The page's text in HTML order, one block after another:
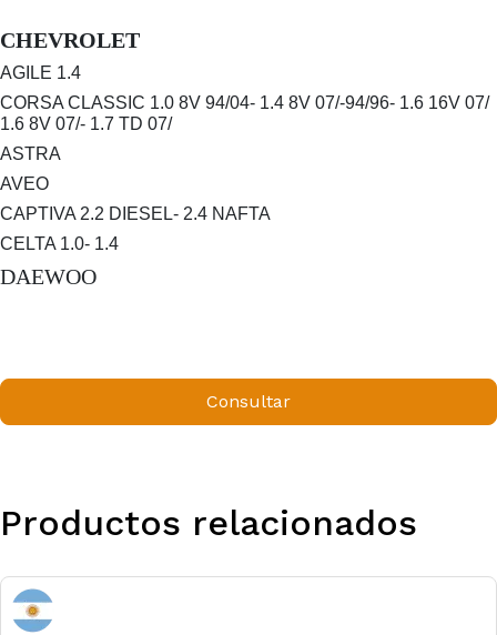
CHEVROLET
AGILE 1.4
CORSA CLASSIC 1.0 8V 94/04- 1.4 8V 07/-94/96- 1.6 16V 07/
1.6 8V 07/- 1.7 TD 07/
ASTRA
AVEO
CAPTIVA 2.2 DIESEL- 2.4 NAFTA
CELTA 1.0- 1.4
DAEWOO
Consultar
Productos relacionados